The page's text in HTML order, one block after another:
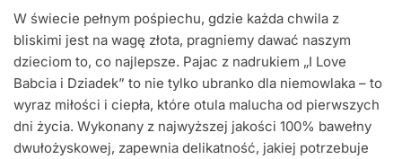
W świecie pełnym pośpiechu, gdzie każda chwila z
bliskimi jest na wagę złota, pragniemy dawać naszym
dzieciom to, co najlepsze. Pajac z nadrukiem „I Love
Babcia i Dziadek” to nie tylko ubranko dla niemowlaka – to
wyraz miłości i ciepła, które otula malucha od pierwszych
dni życia. Wykonany z najwyższej jakości 100% bawełny
dwułożyskowej, zapewnia delikatność, jakiej potrzebuje